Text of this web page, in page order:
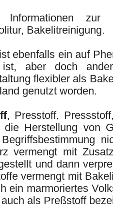
Informationen zur
Bakelitreinigung.
ist ebenfalls ein auf
ist, aber doch
flexibler als
genutzt worden.
, Presstoff,
die Herstellung von
vermengt mit
und dann
vermengt mit
ein marmoriertes
als Preßstoff